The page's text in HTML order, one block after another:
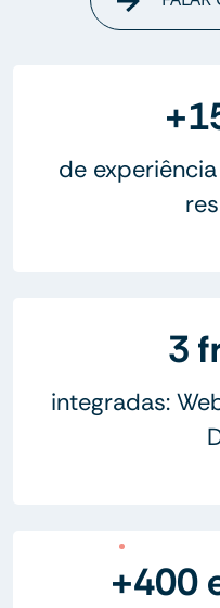
de
3
integradas:
+400